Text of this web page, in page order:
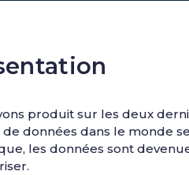
produit sur les deux
données dans le monde
les données sont